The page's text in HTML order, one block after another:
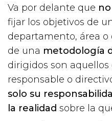
Va por delante que
fijar los objetivos de
departamento, área o
de una metodología
dirigidos son
responsable o
solo su
la realidad sobre la